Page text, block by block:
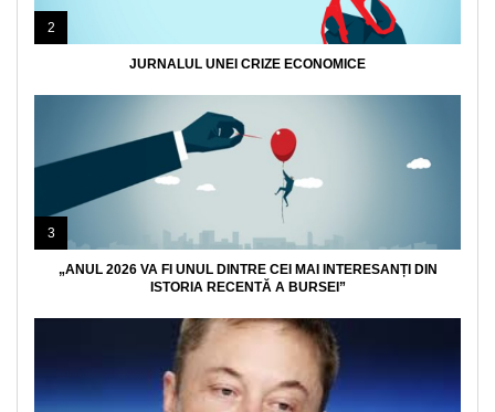
2
JURNALUL UNEI CRIZE ECONOMICE
3
„ANUL 2026 VA FI UNUL DINTRE CEI MAI INTERESANȚI DIN
ISTORIA RECENTĂ A BURSEI”